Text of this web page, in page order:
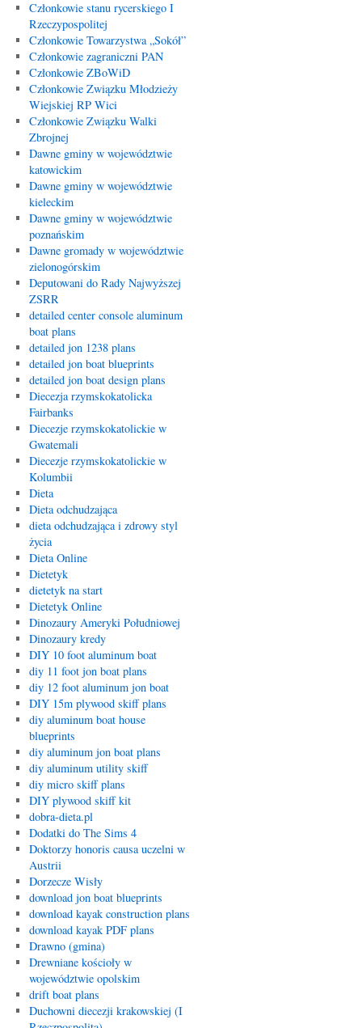
Członkowie stanu rycerskiego I
Rzeczypospolitej
Członkowie Towarzystwa „Sokół”
Członkowie zagraniczni PAN
Członkowie ZBoWiD
Członkowie Związku Młodzieży
Wiejskiej RP Wici
Członkowie Związku Walki
Zbrojnej
Dawne gminy w województwie
katowickim
Dawne gminy w województwie
kieleckim
Dawne gminy w województwie
poznańskim
Dawne gromady w województwie
zielonogórskim
Deputowani do Rady Najwyższej
ZSRR
detailed center console aluminum
boat plans
detailed jon 1238 plans
detailed jon boat blueprints
detailed jon boat design plans
Diecezja rzymskokatolicka
Fairbanks
Diecezje rzymskokatolickie w
Gwatemali
Diecezje rzymskokatolickie w
Kolumbii
Dieta
Dieta odchudzająca
dieta odchudzająca i zdrowy styl
życia
Dieta Online
Dietetyk
dietetyk na start
Dietetyk Online
Dinozaury Ameryki Południowej
Dinozaury kredy
DIY 10 foot aluminum boat
diy 11 foot jon boat plans
diy 12 foot aluminum jon boat
DIY 15m plywood skiff plans
diy aluminum boat house
blueprints
diy aluminum jon boat plans
diy aluminum utility skiff
diy micro skiff plans
DIY plywood skiff kit
dobra-dieta.pl
Dodatki do The Sims 4
Doktorzy honoris causa uczelni w
Austrii
Dorzecze Wisły
download jon boat blueprints
download kayak construction plans
download kayak PDF plans
Drawno (gmina)
Drewniane kościoły w
województwie opolskim
drift boat plans
Duchowni diecezji krakowskiej (I